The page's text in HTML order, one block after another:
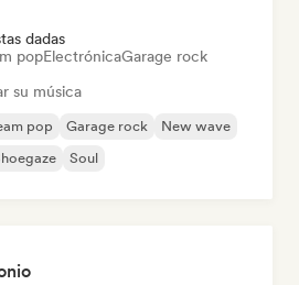
dadas
popElectrónicaGarage rock
su música
pop Garage rock
New wave
Soul